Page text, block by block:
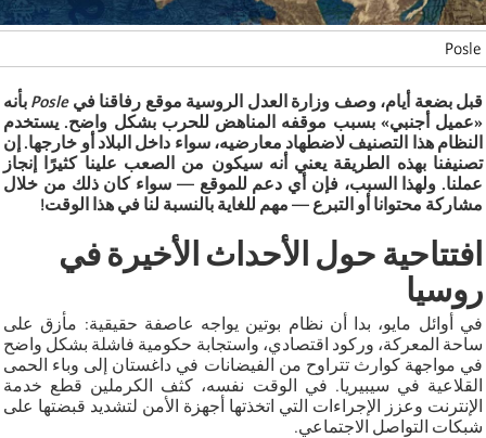
Posle
قبل بضعة أيام، وصف وزارة العدل الروسية موقع رفاقنا فيPosle بأنه
«عميل أجنبي» بسبب موقفه المناهض للحرب بشكل واضح. يستخدم
النظام هذا التصنيف لاضطهاد معارضيه، سواء داخل البلاد أو خارجها. إن
تصنيفنا بهذه الطريقة يعني أنه سيكون من الصعب علينا كثيرًا إنجاز
عملنا. ولهذا السبب، فإن أي دعم للموقع — سواء كان ذلك من خلال
مشاركة محتوانا أو التبرع — مهم للغاية بالنسبة لنا في هذا الوقت!
افتتاحية حول الأحداث الأخيرة في
روسيا
في أوائل مايو، بدا أن نظام بوتين يواجه عاصفة حقيقية: مأزق على
ساحة المعركة، وركود اقتصادي، واستجابة حكومية فاشلة بشكل واضح
في مواجهة كوارث تتراوح من الفيضانات في داغستان إلى وباء الحمى
القلاعية في سيبيريا. في الوقت نفسه، كثف الكرملين قطع خدمة
الإنترنت وعزز الإجراءات التي اتخذتها أجهزة الأمن لتشديد قبضتها على
شبكات التواصل الاجتماعي.